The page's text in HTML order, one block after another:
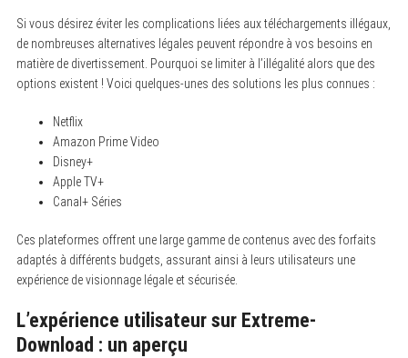
Si vous désirez éviter les complications liées aux téléchargements illégaux,
de nombreuses alternatives légales peuvent répondre à vos besoins en
matière de divertissement. Pourquoi se limiter à l’illégalité alors que des
options existent ! Voici quelques-unes des solutions les plus connues :
Netflix
Amazon Prime Video
Disney+
Apple TV+
Canal+ Séries
Ces plateformes offrent une large gamme de contenus avec des forfaits
adaptés à différents budgets, assurant ainsi à leurs utilisateurs une
expérience de visionnage légale et sécurisée.
L’expérience utilisateur sur Extreme-
Download : un aperçu